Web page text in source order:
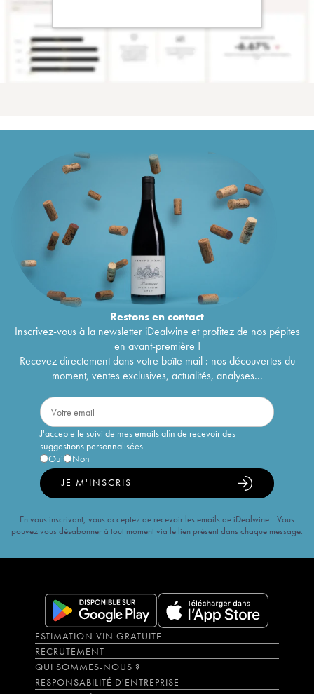
Restons encontact
Inscrivez-vous à la newsletter iDealwine et profitez de nos pépites
en avant-première !
Recevez directement dans votre boîte mail : nos découvertes du
moment, ventes exclusives, actualités, analyses...
J'accepte le suivi de mes emails afin de recevoir des
suggestions personnalisées
Oui
Non
JE M'INSCRIS
En vous inscrivant, vous acceptez de recevoir les emails de iDealwine. Vous
pouvez vous désabonner à tout moment via le lien présent dans chaque message.
ESTIMATION VIN GRATUITE
RECRUTEMENT
QUI SOMMES-NOUS ?
RESPONSABILITÉ D'ENTREPRISE